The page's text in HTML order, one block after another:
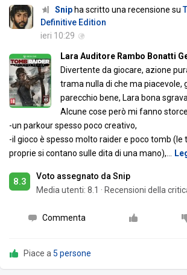
Snip ha scritto una recensione su
Definitive Edition
ieri 10:29
Lara Auditore Rambo Bonatti
Divertente da giocare, azione
trama nulla di che ma piacevole,
parecchio bene, Lara bona
Alcune cose però mi fanno
-un parkour spesso poco creativo,
-il gioco è spesso molto raider e poco tomb (le
proprie si contano sulle dita di una mano),
8.3
Voto assegnato da Snip
Media utenti: 8.1 · Recensioni della
Commenta
Piace a 5 persone